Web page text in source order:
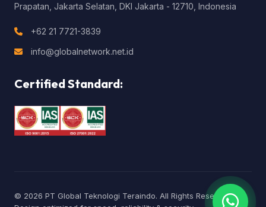
Prapatan, Jakarta Selatan, DKI Jakarta - 12710, Indonesia
+62 21 7721-3839
info@globalnetwork.net.id
Certified Standard:
© 2026 PT Global Teknologi Teraindo. All Rights Reserved.